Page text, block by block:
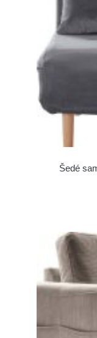
Šedé